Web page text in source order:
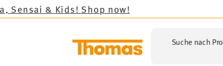
Shop now!
Suche nach